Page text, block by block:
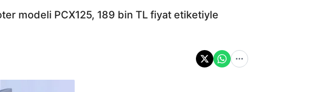
modeli PCX125, 189 bin TL fiyat etiketiyle